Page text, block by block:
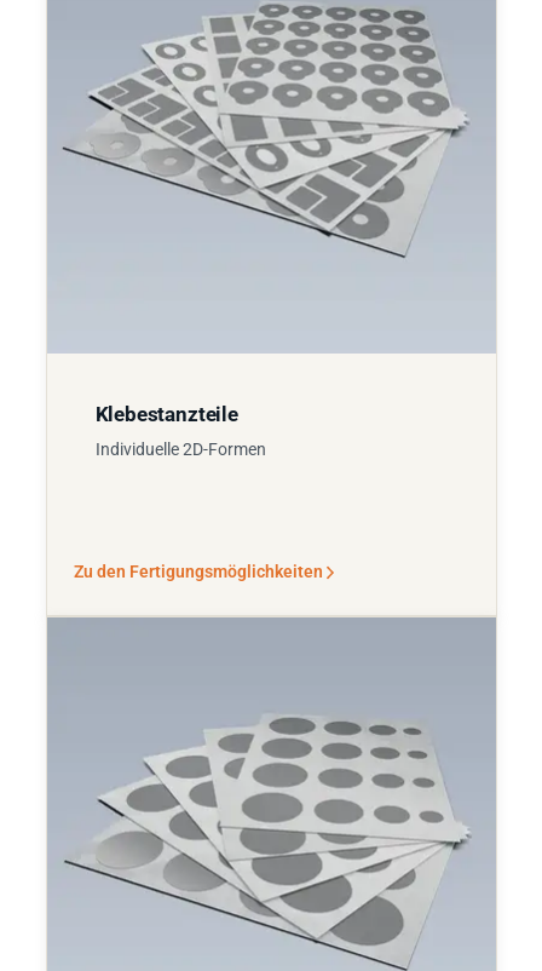
Klebestanzteile
Individuelle 2D-Formen
Zu den Fertigungsmöglichkeiten